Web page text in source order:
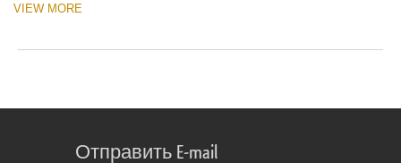
VIEW MORE
Отправить E-mail